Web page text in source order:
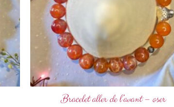
Bracelet aller de l’avant – oser